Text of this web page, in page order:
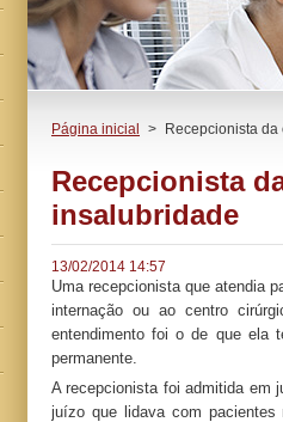
Página inicial > Recepcionista
Recepcionista
insalubridade
13/02/2014 14:57
Uma recepcionista que atendia
internação ou ao centro
entendimento foi o de que ela
permanente.
A recepcionista foi admitida em
juízo que lidava com pacientes